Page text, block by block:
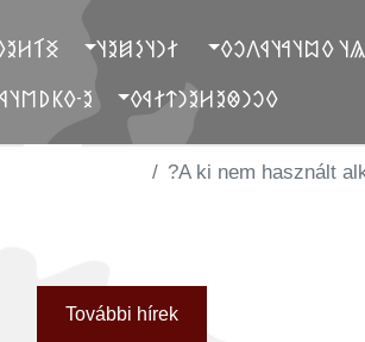
𐲓𐲐𐲉𐲘𐲉𐲖𐲦
‮ 𐲐𐲙𐲦𐲋𐲯𐲉𐲦
‮𐲓𐲛𐲙𐲌𐲉𐲢𐲉𐲙𐲄𐲐𐲁𐲓
A ki nem használt
További hírek